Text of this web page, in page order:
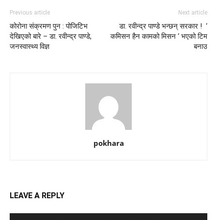
Previous article
कोरोना संक्रमण पुन : पोजिटिभ
देखिएको बारे – डा. रवीन्द्र पाण्डे,
जनस्वास्थ्य विज्ञ
Next article
डा. रवीन्द्र पाण्डे भन्छन् सरकार ! ‘
कमिसन हैन कामको मिसन ‘ भएको टिम
बनाउ
pokhara
LEAVE A REPLY